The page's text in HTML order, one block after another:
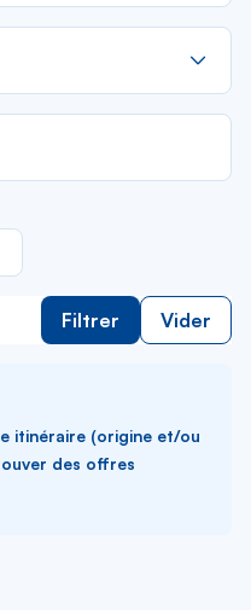
Filtrer Vider
itinéraire (origine et/ou
des offres